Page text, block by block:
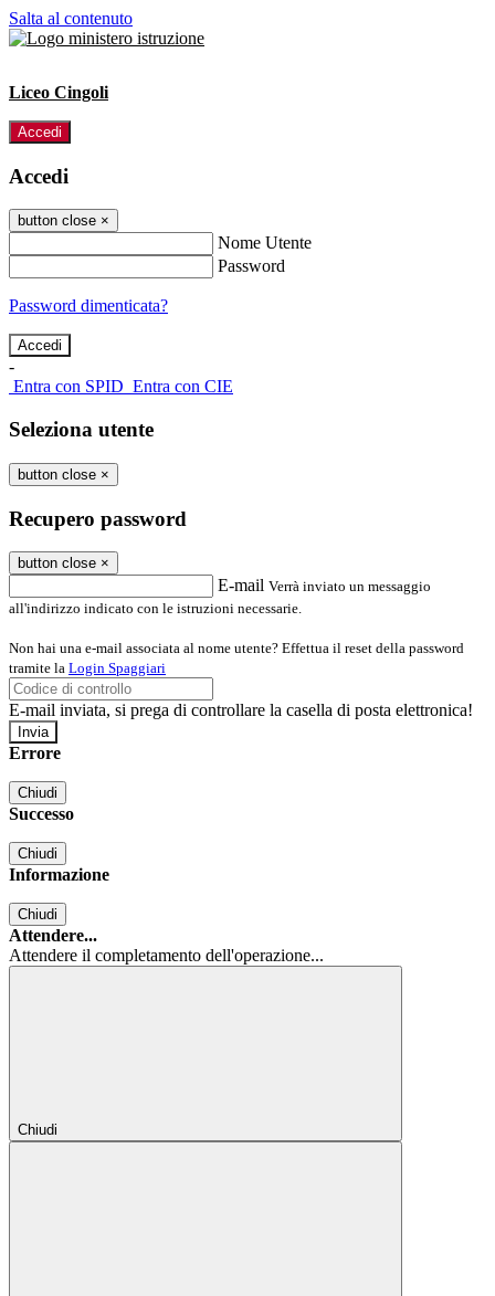
Salta al contenuto
Liceo Cingoli
Accedi
Accedi
button close ×
Nome Utente
Password
Password dimenticata?
-
Entra con SPID Entra con CIE
Seleziona utente
button close ×
Recupero password
button close ×
E-mail Verrà inviato un messaggio
all'indirizzo indicato con le istruzioni necessarie.
Non hai una e-mail associata al nome utente? Effettua il reset della password
tramite la Login Spaggiari
E-mail inviata, si prega di controllare la casella di posta elettronica!
Errore
Chiudi
Successo
Chiudi
Informazione
Chiudi
Attendere...
Attendere il completamento dell'operazione...
Chiudi